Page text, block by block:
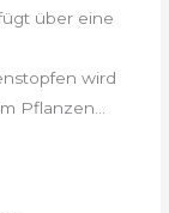
über eine
wird
Pflanzen...